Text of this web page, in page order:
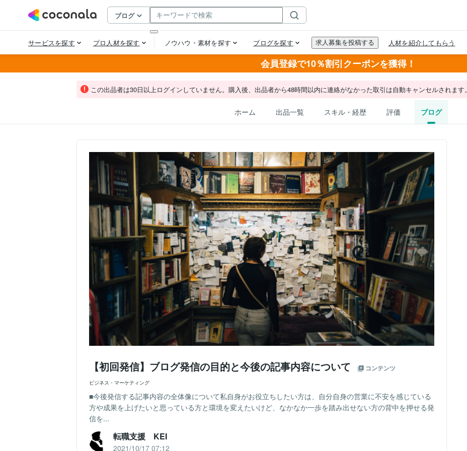
会員登録で10％割引クーポンを獲得！
この出品者は30日以上ログインしていません。購入後、出品者から48時間以内に連絡がなかった取引は自動キャンセルされます。
ホーム 出品一覧 スキル・経歴 評価 ブログ
【初回発信】ブログ発信の目的と今後の記事内容について コンテンツ
ビジネス・マーケティング
■今後発信する記事内容の全体像について私自身がお役立ちしたい方は、自分自身の営業に不安を感じている
方や成果を上げたいと思っている方と環境を変えたいけど、なかなか一歩を踏み出せない方の背中を押せる発
信を...
転職支援 KEI
2021/10/17 07:12